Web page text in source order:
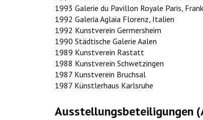
1993 Galerie du Pavillon Royale Paris,
1992 Galeria Aglaia Florenz, Italien
1992 Kunstverein Germersheim
1990 Städtische Galerie Aalen
1989 Kunstverein Rastatt
1988 Kunstverein Schwetzingen
1987 Kunstverein Bruchsal
1987 Künstlerhaus Karlsruhe
Ausstellungsbeteiligungen